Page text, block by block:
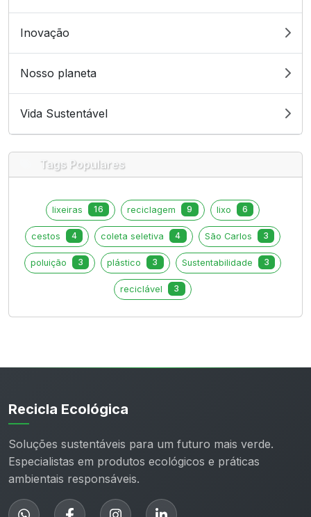
Inovação
Nosso planeta
Vida Sustentável
Tags Populares
lixeiras 16 reciclagem 9 lixo 6
cestos 4 coleta seletiva 4 São Carlos 3
poluição 3 plástico 3 Sustentabilidade 3
reciclável 3
Recicla Ecológica
Soluções sustentáveis para um futuro mais verde.
Especialistas em produtos ecológicos e práticas
ambientais responsáveis.